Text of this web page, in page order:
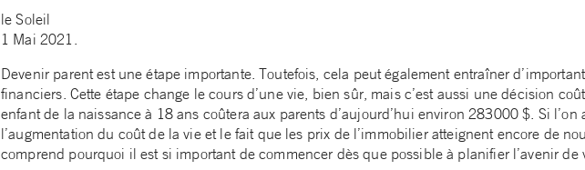
le Soleil
1 Mai 2021.
Devenir parent est une étape importante. Toutefois, cela peut également entraîner
financiers. Cette étape change le cours d’une vie, bien sûr, mais c’est aussi une décision
enfant de la naissance à 18 ans coûtera aux parents d’aujourd’hui environ 283000 $. Si l’on
l’augmentation du coût de la vie et le fait que les prix de l’immobilier atteignent encore de
comprend pourquoi il est si important de commencer dès que possible à planifier l’avenir de